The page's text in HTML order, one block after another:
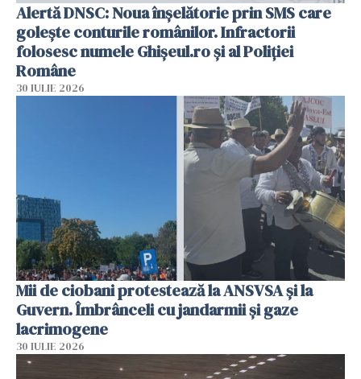
Alertă DNSC: Noua înșelătorie prin SMS care
golește conturile românilor. Infractorii
folosesc numele Ghișeul.ro și al Poliției
Române
30 IULIE 2026
Mii de ciobani protestează la ANSVSA și la
Guvern. Îmbrânceli cu jandarmii și gaze
lacrimogene
30 IULIE 2026